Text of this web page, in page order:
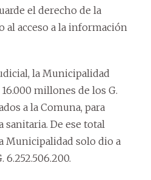
el derecho de la
al acceso a la información
la Municipalidad
millones de los G.
a la Comuna, para
sanitaria. De ese total
Municipalidad solo dio a
6.252.506.200.